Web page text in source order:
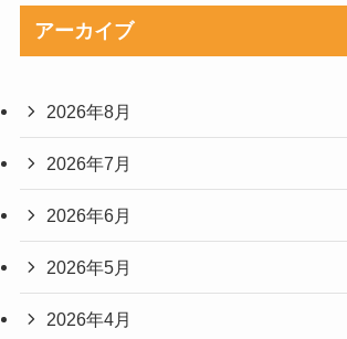
アーカイブ
2026年8月
2026年7月
2026年6月
2026年5月
2026年4月